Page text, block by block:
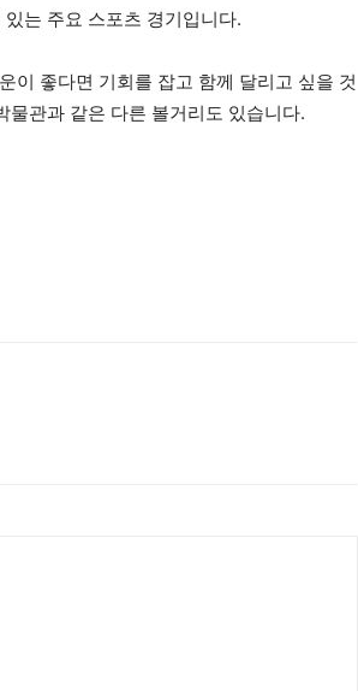
는 주요 스포츠 경기입니다.
이 좋다면 기회를 잡고 함께 달리고 싶을 것
관과 같은 다른 볼거리도 있습니다.